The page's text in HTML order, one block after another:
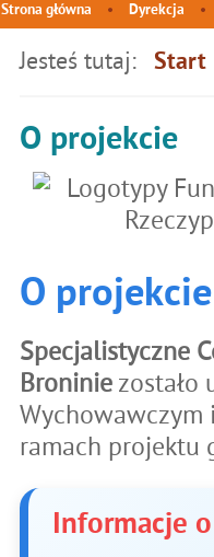
Strona główna Dyrekcja
Jesteś tutaj: Start
O projekcie
O projekcie
Specjalistyczne
Broninie zostało
Wychowawczym
ramach projektu
Informacje